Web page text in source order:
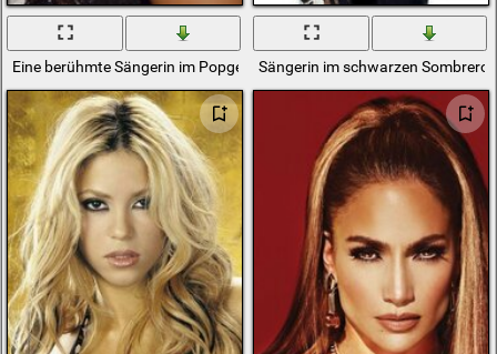
Eine berühmte Sängerin im PopgenreSängerin im schwarzen Sombrero